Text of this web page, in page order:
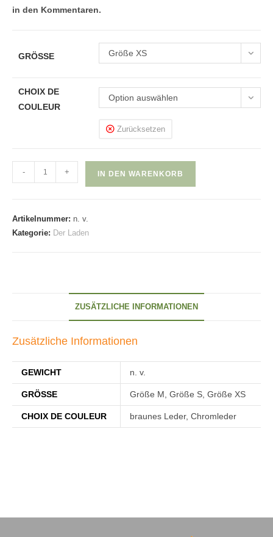
in den Kommentaren.
GRÖSSE Größe XS
CHOIX DE
COULEUR
Option auswählen
Zurücksetzen
Bâlissandre
Menge
- + IN DEN WARENKORB
Artikelnummer: n. v.
Kategorie: Der Laden
ZUSÄTZLICHE INFORMATIONEN
Zusätzliche Informationen
GEWICHT n. v.
GRÖSSE Größe M, Größe S, Größe XS
CHOIX DE COULEUR braunes Leder, Chromleder